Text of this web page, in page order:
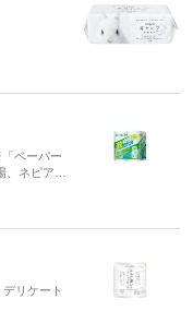
ネピア激
ア (2021年
リケート